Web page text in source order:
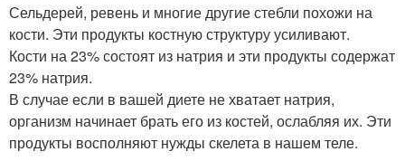
Сельдерей, ревень и многие другие стебли похожи на
кости. Эти продукты костную структуру усиливают.
Кости на 23% состоят из натрия и эти продукты содержат
23% натрия.
В случае если в вашей диете не хватает натрия,
организм начинает брать его из костей, ослабляя их. Эти
продукты восполняют нужды скелета в нашем теле.